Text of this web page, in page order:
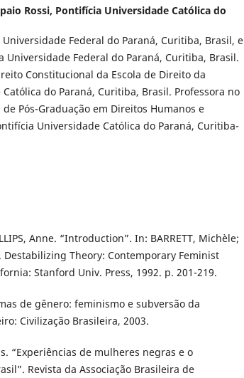
Rossi, Pontifícia Universidade Católica do
Federal do Paraná, Curitiba, Brasil, e
Universidade Federal do Paraná, Curitiba, Brasil.
Constitucional da Escola de Direito da
do Paraná, Curitiba, Brasil. Professora no
Pós-Graduação em Direitos Humanos e
Universidade Católica do Paraná, Curitiba-
Anne. “Introduction”. In: BARRETT, Michèle;
Destabilizing Theory: Contemporary Feminist
Stanford Univ. Press, 1992. p. 201-219.
de gênero: feminismo e subversão da
Civilização Brasileira, 2003.
“Experiências de mulheres negras e o
Revista da Associação Brasileira de